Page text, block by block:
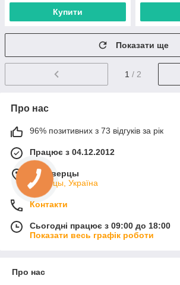
Купити
Показати ще
1 / 2
Про нас
96% позитивних з 73 відгуків за рік
Працює з 04.12.2012
м. Киверцы
Киверцы, Україна
Контакти
Сьогодні працює з 09:00 до 18:00
Показати весь графік роботи
Про нас